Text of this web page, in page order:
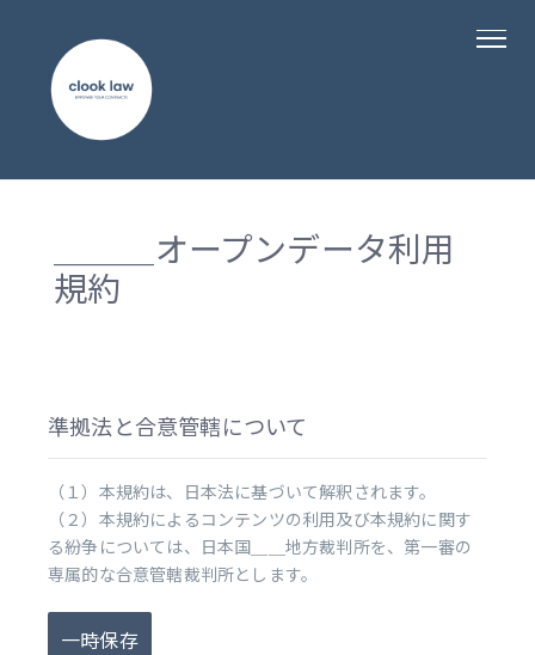
＿＿＿オープンデータ利用
規約
準拠法と合意管轄について
（１）本規約は、日本法に基づいて解釈されます。
（２）本規約によるコンテンツの利用及び本規約に関す
る紛争については、日本国＿＿地方裁判所を、第一審の
専属的な合意管轄裁判所とします。
一時保存